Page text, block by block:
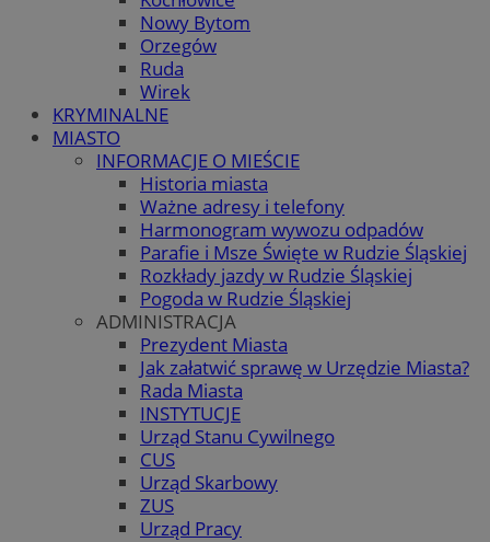
Nowy Bytom
Orzegów
Ruda
Wirek
KRYMINALNE
MIASTO
INFORMACJE O MIEŚCIE
Historia miasta
Ważne adresy i telefony
Harmonogram wywozu odpadów
Parafie i Msze Święte w Rudzie Śląskiej
Rozkłady jazdy w Rudzie Śląskiej
Pogoda w Rudzie Śląskiej
ADMINISTRACJA
Prezydent Miasta
Jak załatwić sprawę w Urzędzie Miasta?
Rada Miasta
INSTYTUCJE
Urząd Stanu Cywilnego
CUS
Urząd Skarbowy
ZUS
Urząd Pracy